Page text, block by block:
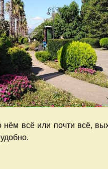
нём всё или почти всё,